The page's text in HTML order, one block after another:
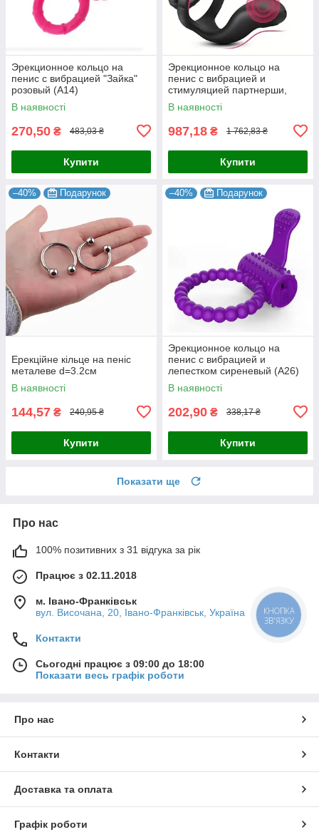
Эрекционное кольцо на
пенис с вибрацией "Зайка"
розовый (A14)
В наявності
270,50 ₴ 483,03 ₴
Купити
Эрекционное кольцо на
пенис с вибрацией и
стимуляцией партнерши,
двойное
В наявності
987,18 ₴ 1 762,83 ₴
Купити
–40% Подарунок
Ерекційне кільце на пеніс
металеве d=3.2см
В наявності
144,57 ₴ 240,95 ₴
Купити
–40% Подарунок
Эрекционное кольцо на
пенис с вибрацией и
лепестком сиреневый (А26)
В наявності
202,90 ₴ 338,17 ₴
Купити
Показати ще
Про нас
100% позитивних з 31 відгука за рік
Працює з 02.11.2018
м. Івано-Франківськ
вул. Височана, 20, Івано-Франківськ, Україна
Контакти
Сьогодні працює з 09:00 до 18:00
Показати весь графік роботи
Про нас
Контакти
Доставка та оплата
Графік роботи